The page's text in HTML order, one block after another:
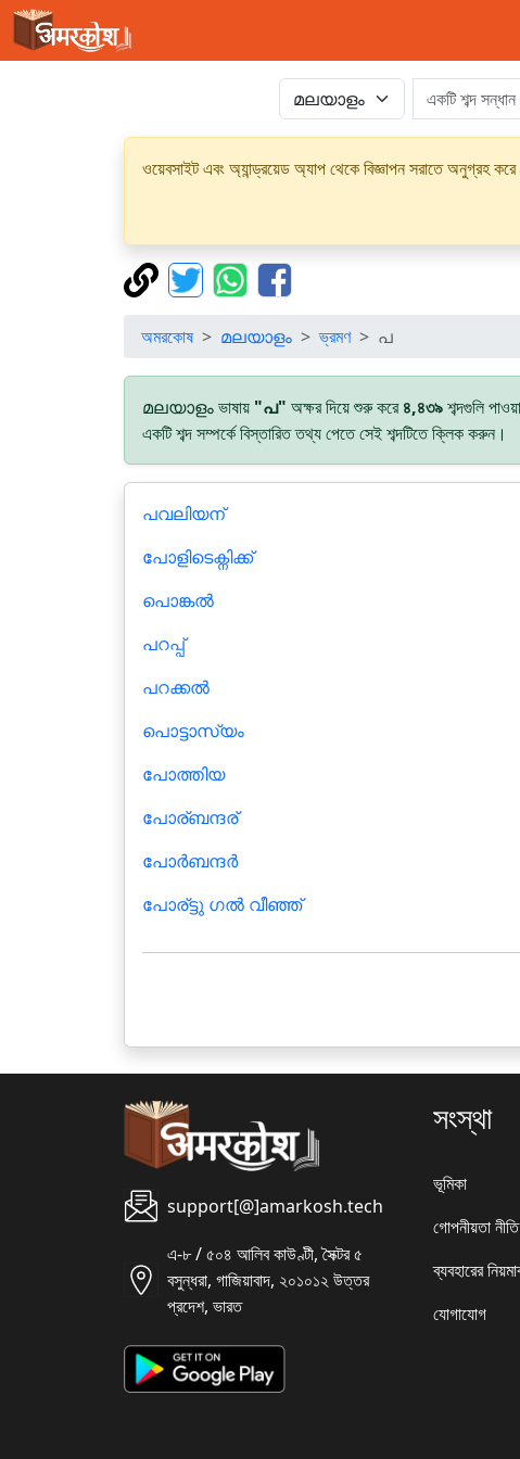
ওয়েবসাইট এবং অ্যান্ড্রয়েড অ্যাপ থেকে বিজ্ঞাপন সরাতে অনুগ্রহ
অমরকোষ മലയാളം ভ্রমণ പ
മലയാളം ভাষায় "പ" অক্ষর দিয়ে শুরু করে৪,৪৩৯শব্দগুলি
একটি শব্দ সম্পর্কে বিস্তারিত তথ্য পেতে সেই শব্দটিতে ক্লিক করুন।
പവലിയന്
പോളിടെക്നിക്ക്
പൊങ്കൽ
പറപ്പ്
പറക്കൽ
പൊട്ടാസ്യം
പോത്തിയ
പോര്ബന്ദര്
പോര്‍ബന്ദര്‍
പോര്ട്ടു ഗല്‍ വീഞ്ഞ്
support[@]amarkosh.tech
এ-৮ / ৫০৪ আলিব কাউণ্টী, সৈক্টর ৫
বসুন্ধরা, গাজিয়াবাদ, ২০১০১২ উত্তর
প্রদেশ, ভারত
সংস্থা
ভূমিকা
গোপনীয়তা নীতি
ব্যবহারের
যোগাযোগ